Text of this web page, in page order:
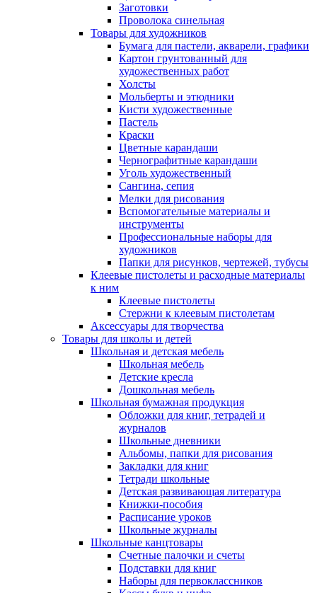
Заготовки
Проволока синельная
Товары для художников
Бумага для пастели, акварели, графики
Картон грунтованный для
художественных работ
Холсты
Мольберты и этюдники
Кисти художественные
Пастель
Краски
Цветные карандаши
Чернографитные карандаши
Уголь художественный
Сангина, сепия
Мелки для рисования
Вспомогательные материалы и
инструменты
Профессиональные наборы для
художников
Папки для рисунков, чертежей, тубусы
Клеевые пистолеты и расходные материалы
к ним
Клеевые пистолеты
Стержни к клеевым пистолетам
Аксессуары для творчества
Товары для школы и детей
Школьная и детская мебель
Школьная мебель
Детские кресла
Дошкольная мебель
Школьная бумажная продукция
Обложки для книг, тетрадей и
журналов
Школьные дневники
Альбомы, папки для рисования
Закладки для книг
Тетради школьные
Детская развивающая литература
Книжки-пособия
Расписание уроков
Школьные журналы
Школьные канцтовары
Счетные палочки и счеты
Подставки для книг
Наборы для первоклассников